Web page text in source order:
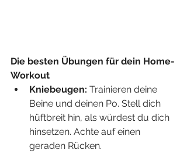
Die besten Übungen für dein Home-
Workout
Kniebeugen: Trainieren deine
Beine und deinen Po. Stell dich
hüftbreit hin, als würdest du dich
hinsetzen. Achte auf einen
geraden Rücken.